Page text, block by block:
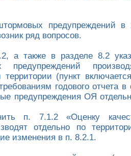
предупреждений
ряд вопросов.
а также в разделе 8.2
предупреждений
(пункт
годового отчета
предупреждения ОЯ
п. 7.1.2 «Оценку
отдельно по
изменения в п. 8.2.1.